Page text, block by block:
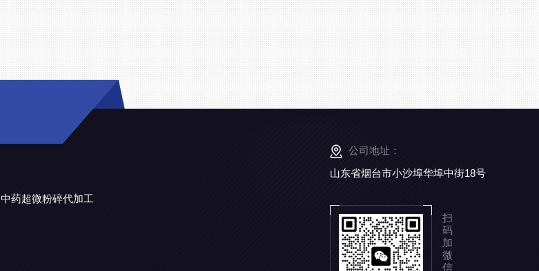
中药超微粉碎代加工
公司地址：
山东省烟台市小沙埠华埠中街18号
扫
码
加
微
信